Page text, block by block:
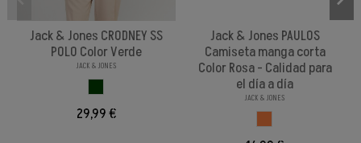
Jack & Jones CRODNEY SS
POLO Color Verde
JACK & JONES
29,99 €
Jack & Jones PAULOS
Camiseta manga corta
Color Rosa - Calidad para
el día a día
JACK & JONES